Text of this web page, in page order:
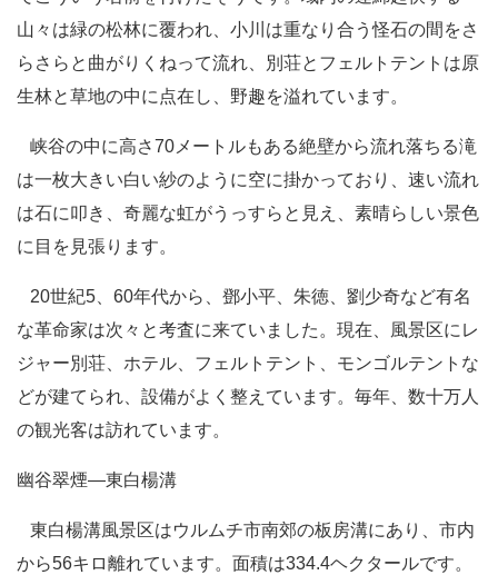
山々は緑の松林に覆われ、小川は重なり合う怪石の間をさ
らさらと曲がりくねって流れ、別荘とフェルトテントは原
生林と草地の中に点在し、野趣を溢れています。
峡谷の中に高さ70メートルもある絶壁から流れ落ちる滝
は一枚大きい白い紗のように空に掛かっており、速い流れ
は石に叩き、奇麗な虹がうっすらと見え、素晴らしい景色
に目を見張ります。
20世紀5、60年代から、鄧小平、朱徳、劉少奇など有名
な革命家は次々と考査に来ていました。現在、風景区にレ
ジャー別荘、ホテル、フェルトテント、モンゴルテントな
どが建てられ、設備がよく整えています。毎年、数十万人
の観光客は訪れています。
幽谷翠煙―東白楊溝
東白楊溝風景区はウルムチ市南郊の板房溝にあり、市内
から56キロ離れています。面積は334.4ヘクタールです。